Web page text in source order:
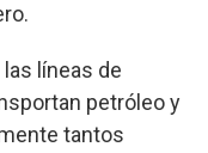
líneas de
petróleo y
tantos